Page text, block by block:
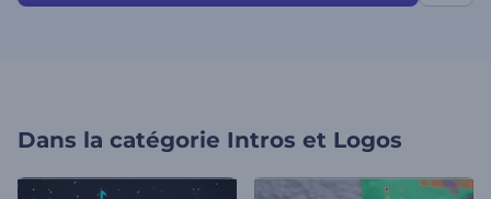
Dans la catégorie Intros et Logos